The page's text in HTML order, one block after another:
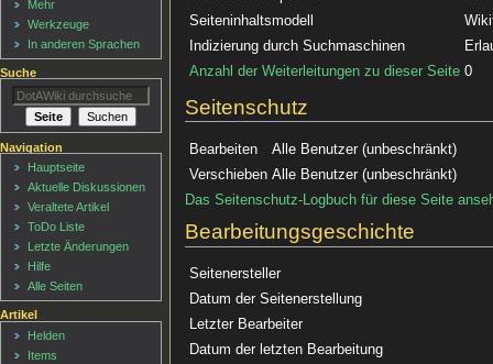
Seiteninhaltsmodell
Indizierung durch Suchmaschinen
Anzahl der Weiterleitungen zu dieser Seite 0
Seitenschutz
Bearbeiten
Alle Benutzer (unbeschränkt)
Verschieben Alle Benutzer (unbeschränkt)
Das Seitenschutz-Logbuch für diese Seite
Bearbeitungsgeschichte
Seitenersteller
Datum der Seitenerstellung
Letzter Bearbeiter
Datum der letzten Bearbeitung
Mehr
Werkzeuge
In anderen Sprachen
Suche
Navigation
Hauptseite
Aktuelle Diskussionen
Veraltete Artikel
ToDo Liste
Letzte Änderungen
Hilfe
Alle Seiten
Artikel
Helden
Items